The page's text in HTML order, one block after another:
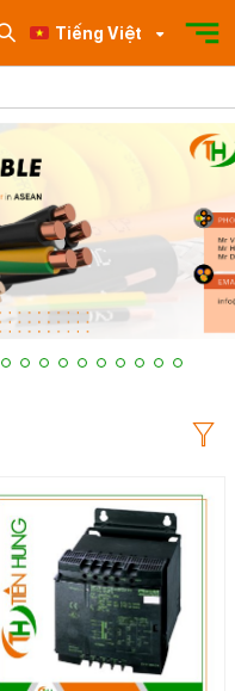
Tiếng Việt